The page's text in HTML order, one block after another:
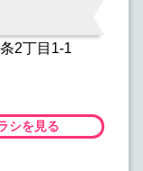
2丁目1-1
シを見る